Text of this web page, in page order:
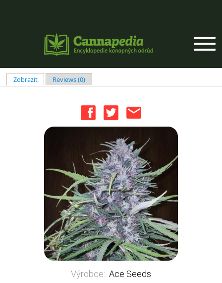
Hlavní záložky
Zobrazit(aktivní záložka)
Reviews (0)
Výrobce: Ace Seeds